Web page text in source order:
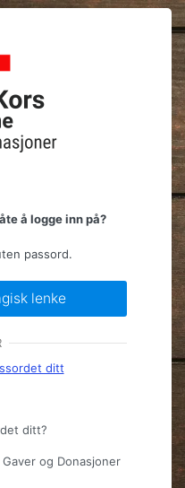
https://
Nonce Token!
try again?
å logge inn på?
passord.
lenke
ditt
ditt?
og Donasjoner